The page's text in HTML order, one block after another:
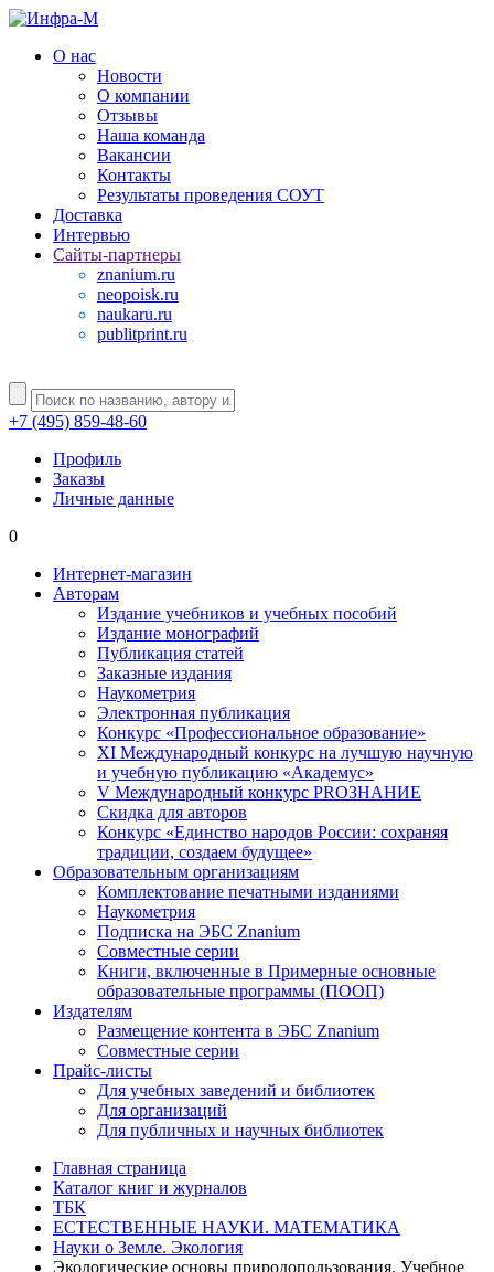
О нас
Новости
О компании
Отзывы
Наша команда
Вакансии
Контакты
Результаты проведения СОУТ
Доставка
Интервью
Сайты-партнеры
znanium.ru
neopoisk.ru
naukaru.ru
publitprint.ru
+7 (495) 859-48-60
Профиль
Заказы
Личные данные
0
Интернет-магазин
Авторам
Издание учебников и учебных пособий
Издание монографий
Публикация статей
Заказные издания
Наукометрия
Электронная публикация
Конкурс «Профессиональное образование»
XI Международный конкурс на лучшую научную
и учебную публикацию «Академус»
V Международный конкурс PROЗНАНИЕ
Скидка для авторов
Конкурс «Единство народов России: сохраняя
традиции, создаем будущее»
Образовательным организациям
Комплектование печатными изданиями
Наукометрия
Подписка на ЭБС Znanium
Совместные серии
Книги, включенные в Примерные основные
образовательные программы (ПООП)
Издателям
Размещение контента в ЭБС Znanium
Совместные серии
Прайс-листы
Для учебных заведений и библиотек
Для организаций
Для публичных и научных библиотек
Главная страница
Каталог книг и журналов
ТБК
ЕСТЕСТВЕННЫЕ НАУКИ. МАТЕМАТИКА
Науки о Земле. Экология
Экологические основы природопользования. Учебное